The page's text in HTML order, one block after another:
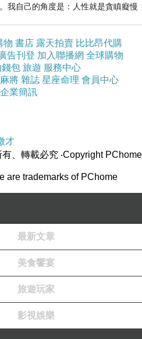
我自己的角度是：人性就是貪瞋癡慢
物 書店 露天拍賣 比比昂代購
告刊登 加入聯播網 全球購物
錢包 旅遊 服務中心
將 雜誌 星座命理 會員中心
企業簡訊
才
有、轉載必究 ‧Copyright PChome
are trademarks of PChome
最新文章
美食饗宴
旅遊玩家
影視娛樂